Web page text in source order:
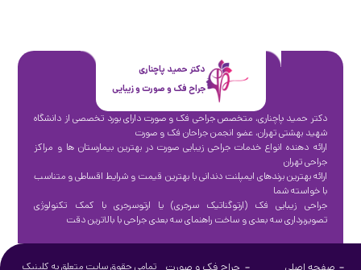
تمامی حقوق سایت متعلق به کلینیک
دکتر حمید پاچناری
جراح فک و صورت و زیبایی
دکتر حمید پاچناری، متخصص جراحی فک و صورت دارای بورد تخصصی از دانشگاه
شهید بهشتی تهران، عضو انجمن جراحان فک و صورت
ارائه دهنده انواع خدمات جراحی زیبایی صورت در بهترین بیمارستان ها و مراکز
جراحی تهران
ارائه بهترین برندهای ایمپلنت دندانی با بهترین قیمت و شرایط اقساطی و متناسب
با خواسته شما
جراحی زیبایی فک (ارتوگناتیک سرجری) یا ارتوسرجری با کمک تکنولوژی
تصویربرداری سه بعدی و ساخت راهنمای سه بعدی جراحی با بالاترین دقت